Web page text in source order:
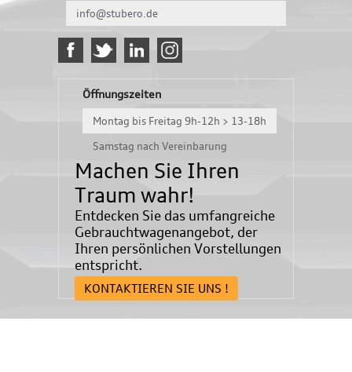
info@stubero.de
Öffnungszeiten
Montag bis Freitag 9h-12h > 13-18h
Samstag nach Vereinbarung
Machen Sie Ihren
Traum wahr!
Entdecken Sie das umfangreiche
Gebrauchtwagenangebot, der
Ihren persönlichen Vorstellungen
entspricht.
KONTAKTIEREN SIE UNS !